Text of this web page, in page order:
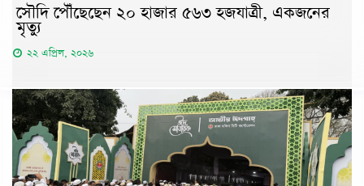
সৌদি পৌঁছেছেন ২০ হাজার ৫৬৩ হজযাত্রী, একজনের
মৃত্যু
২২ এপ্রিল, ২০২৬